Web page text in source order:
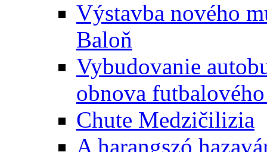
Výstavba nového
Baloň
Vybudovanie
obnova
Chute Medzičilizia
A harangszó